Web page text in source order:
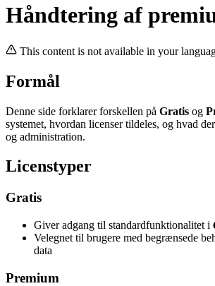
Håndtering af
This content is not available in your
Formål
Denne side forklarer forskellen på Gratis og
systemet, hvordan licenser tildeles, og hvad
og administration.
Licenstyper
Gratis
Giver adgang til standardfunktionalitet i
Velegnet til brugere med begrænsede
data
Premium